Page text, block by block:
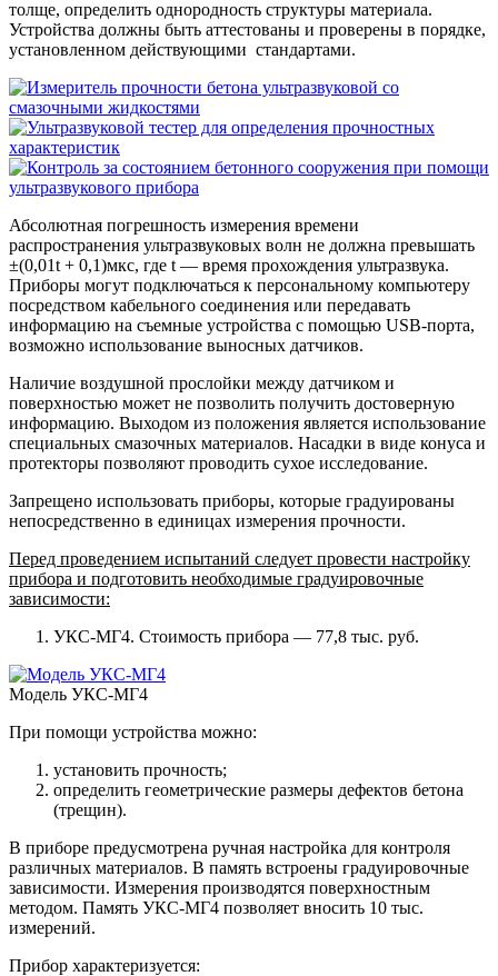
толще, определить однородность структуры материала.
Устройства должны быть аттестованы и проверены в порядке,
установленном действующими стандартами.
Абсолютная погрешность измерения времени
распространения ультразвуковых волн не должна превышать
±(0,01t + 0,1)мкс, где t — время прохождения ультразвука.
Приборы могут подключаться к персональному компьютеру
посредством кабельного соединения или передавать
информацию на съемные устройства с помощью USB-порта,
возможно использование выносных датчиков.
Наличие воздушной прослойки между датчиком и
поверхностью может не позволить получить достоверную
информацию. Выходом из положения является использование
специальных смазочных материалов. Насадки в виде конуса и
протекторы позволяют проводить сухое исследование.
Запрещено использовать приборы, которые градуированы
непосредственно в единицах измерения прочности.
Перед проведением испытаний следует провести настройку
прибора и подготовить необходимые градуировочные
зависимости:
УКС-МГ4. Стоимость прибора — 77,8 тыс. руб.
Модель УКС-МГ4
При помощи устройства можно:
установить прочность;
определить геометрические размеры дефектов бетона
(трещин).
В приборе предусмотрена ручная настройка для контроля
различных материалов. В память встроены градуировочные
зависимости. Измерения производятся поверхностным
методом. Память УКС-МГ4 позволяет вносить 10 тыс.
измерений.
Прибор характеризуется: